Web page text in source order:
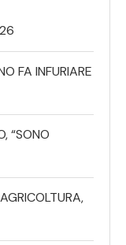
FA INFURIARE
“SONO